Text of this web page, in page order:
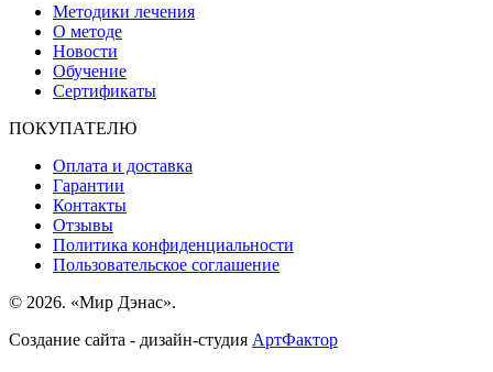
Методики лечения
О методе
Новости
Обучение
Сертификаты
ПОКУПАТЕЛЮ
Оплата и доставка
Гарантии
Контакты
Отзывы
Политика конфиденциальности
Пользовательское соглашение
© 2026. «Мир Дэнас».
Создание сайта - дизайн-студия АртФактор